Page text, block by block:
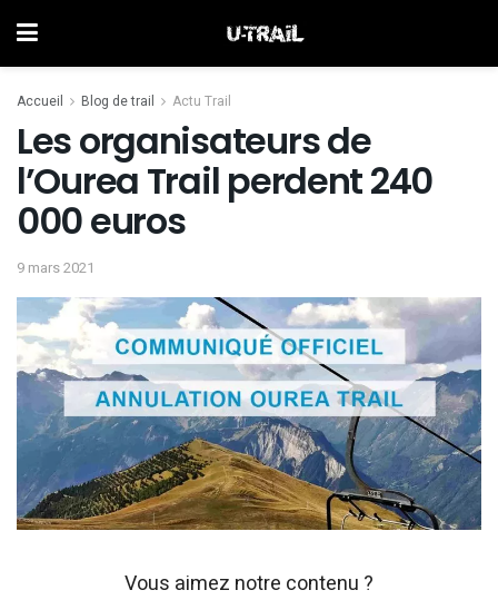
Accueil Blog de trail Actu Trail
Les organisateurs de
l’Ourea Trail perdent 240
000 euros
9 mars 2021
Vous aimez notre contenu ?